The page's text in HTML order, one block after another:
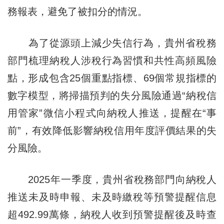
務報表，避免了被扣分的情況。
為了從源頭上減少失信行為，貴州省稅務
部門梳理納稅人涉稅行為習慣和共性高頻風險
點，形成包含25個重點指標、69個常規指標的
數字模型，將掃描預判的失分風險通過“納稅信
用管家”微信小程式向納稅人推送，提醒在“事
前”，有效降低影響納稅信用年度評價結果的失
分風險。
2025年一季度，貴州省稅務部門向納稅人
推送未及時申報、未及時繳稅等預警提醒信息
超492.99萬條，納稅人收到預警提醒後及時查